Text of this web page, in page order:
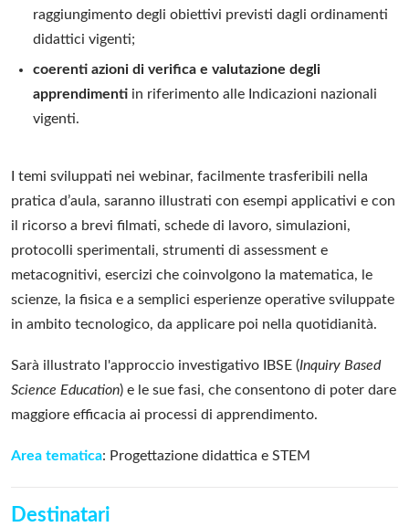
raggiungimento degli obiettivi previsti dagli ordinamenti
didattici vigenti;
coerenti azioni di verifica e valutazione degli
apprendimenti in riferimento alle Indicazioni nazionali
vigenti.
I temi sviluppati nei webinar, facilmente trasferibili nella
pratica d’aula, saranno illustrati con esempi applicativi e con
il ricorso a brevi filmati, schede di lavoro, simulazioni,
protocolli sperimentali, strumenti di assessment e
metacognitivi, esercizi che coinvolgono la matematica, le
scienze, la fisica e a semplici esperienze operative sviluppate
in ambito tecnologico, da applicare poi nella quotidianità.
Sarà illustrato l'approccio investigativo IBSE (Inquiry Based
Science Education) e le sue fasi, che consentono di poter dare
maggiore efficacia ai processi di apprendimento.
Area tematica: Progettazione didattica e STEM
Destinatari